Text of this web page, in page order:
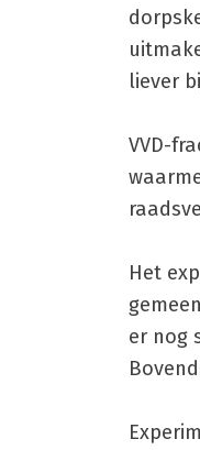
liever
VVD-
Het
er nog